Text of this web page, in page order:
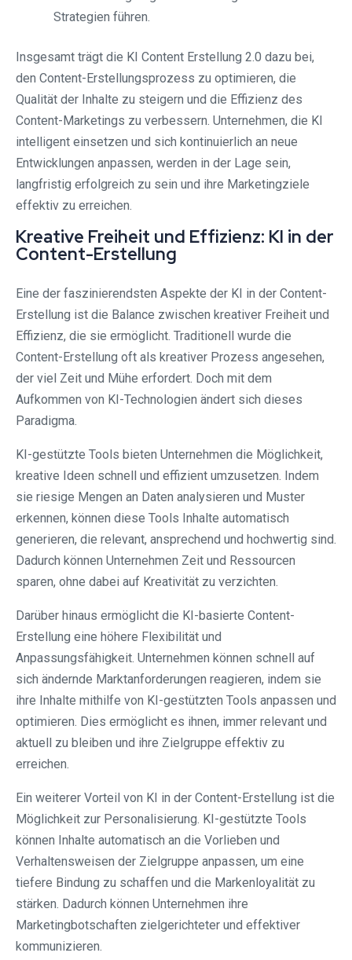
Strategien führen.
Insgesamt trägt die KI Content Erstellung 2.0 dazu bei,
den Content-Erstellungsprozess zu optimieren, die
Qualität der Inhalte zu steigern und die Effizienz des
Content-Marketings zu verbessern. Unternehmen, die KI
intelligent einsetzen und sich kontinuierlich an neue
Entwicklungen anpassen, werden in der Lage sein,
langfristig erfolgreich zu sein und ihre Marketingziele
effektiv zu erreichen.
Kreative Freiheit und Effizienz: KI in der
Content-Erstellung
Eine der faszinierendsten Aspekte der KI in der Content-
Erstellung ist die Balance zwischen kreativer Freiheit und
Effizienz, die sie ermöglicht. Traditionell wurde die
Content-Erstellung oft als kreativer Prozess angesehen,
der viel Zeit und Mühe erfordert. Doch mit dem
Aufkommen von KI-Technologien ändert sich dieses
Paradigma.
KI-gestützte Tools bieten Unternehmen die Möglichkeit,
kreative Ideen schnell und effizient umzusetzen. Indem
sie riesige Mengen an Daten analysieren und Muster
erkennen, können diese Tools Inhalte automatisch
generieren, die relevant, ansprechend und hochwertig sind.
Dadurch können Unternehmen Zeit und Ressourcen
sparen, ohne dabei auf Kreativität zu verzichten.
Darüber hinaus ermöglicht die KI-basierte Content-
Erstellung eine höhere Flexibilität und
Anpassungsfähigkeit. Unternehmen können schnell auf
sich ändernde Marktanforderungen reagieren, indem sie
ihre Inhalte mithilfe von KI-gestützten Tools anpassen und
optimieren. Dies ermöglicht es ihnen, immer relevant und
aktuell zu bleiben und ihre Zielgruppe effektiv zu
erreichen.
Ein weiterer Vorteil von KI in der Content-Erstellung ist die
Möglichkeit zur Personalisierung. KI-gestützte Tools
können Inhalte automatisch an die Vorlieben und
Verhaltensweisen der Zielgruppe anpassen, um eine
tiefere Bindung zu schaffen und die Markenloyalität zu
stärken. Dadurch können Unternehmen ihre
Marketingbotschaften zielgerichteter und effektiver
kommunizieren.